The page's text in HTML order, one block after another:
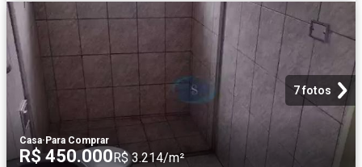
7 fotos
Casa·Para Comprar
R$ 450.000R$ 3.214/m²